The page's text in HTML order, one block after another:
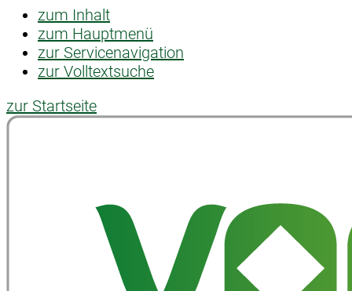
zum Inhalt
zum Hauptmenü
zur Servicenavigation
zur Volltextsuche
zur Startseite